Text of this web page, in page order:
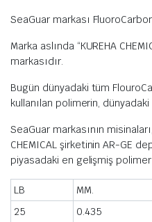
SeaGuar markası
Marka aslında “KUREHA
markasıdır.
Bugün dünyadaki tüm
kullanılan polimerin,
SeaGuar markasının
CHEMICAL şirketinin AR-GE
piyasadaki en gelişmiş
LB MM.
25
0.435